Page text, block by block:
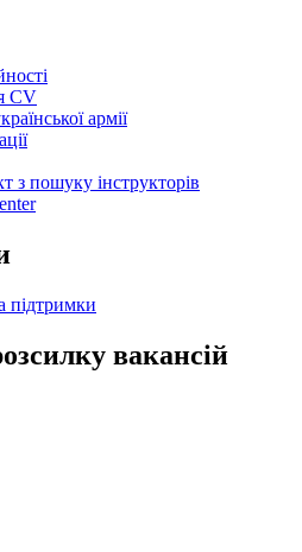
CV
армії
з пошуку інструкторів
підтримки
вакансій